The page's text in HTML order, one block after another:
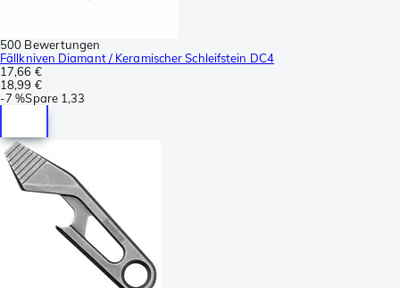
500 Bewertungen
Fällkniven Diamant / Keramischer Schleifstein DC4
17,66 €
18,99 €
-7 %Spare 1,33